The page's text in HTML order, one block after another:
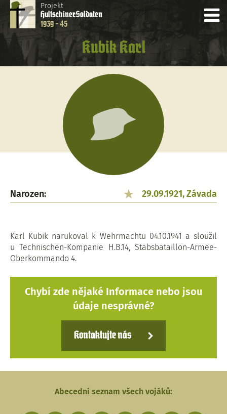
Projekt
HultschinerSoldaten
1939 - 45
Kubik Karl
Narozen: 29.09.1921, Závada
Karl Kubik narukoval k Wehrmachtu 04.10.1941 a sloužil
u Technischen-Kompanie H.B.14, Stabsbataillon-Armee-
Oberkommando 4.
Chybí zde nějaké Informace nebo jsou
údaje nesprávné?
Kontaktujte nás
Abecední seznam všech vojáků: